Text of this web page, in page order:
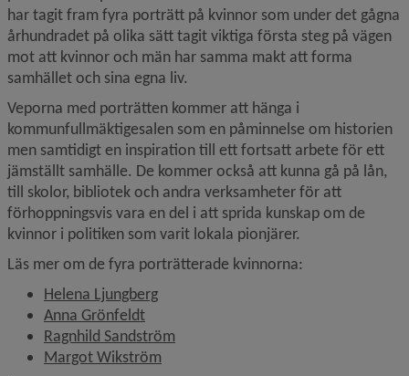
har tagit fram fyra porträtt på kvinnor som under det gågna
århundradet på olika sätt tagit viktiga första steg på vägen
mot att kvinnor och män har samma makt att forma
samhället och sina egna liv.
Veporna med porträtten kommer att hänga i
kommunfullmäktigesalen som en påminnelse om historien
men samtidigt en inspiration till ett fortsatt arbete för ett
jämställt samhälle. De kommer också att kunna gå på lån,
till skolor, bibliotek och andra verksamheter för att
förhoppningsvis vara en del i att sprida kunskap om de
kvinnor i politiken som varit lokala pionjärer.
Läs mer om de fyra porträtterade kvinnorna:
Helena Ljungberg
Anna Grönfeldt
Ragnhild Sandström
Margot Wikström